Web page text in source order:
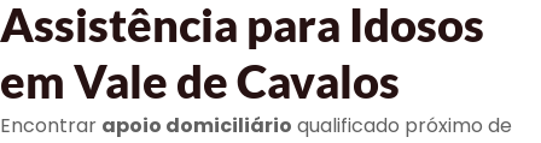
Assistência para Idosos
em Vale de Cavalos
Encontrar apoio domiciliário qualificado próximo de